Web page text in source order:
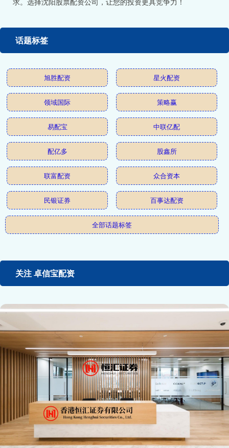
话题标签
旭胜配资 星火配资
领域国际 策略赢
易配宝 中联亿配
配亿多 股鑫所
联富配资 众合资本
民银证券 百事达配资
全部话题标签
关注 卓信宝配资